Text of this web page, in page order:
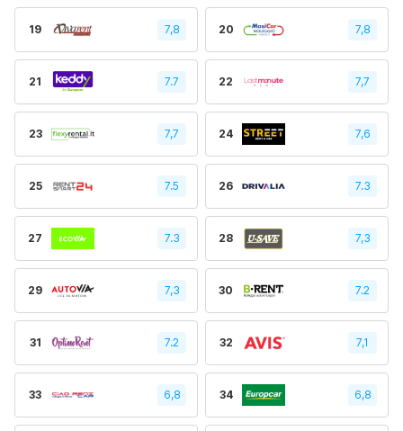
19 7,8 20 7,8
21 7.7 22 7,7
23 7,7 24 7,6
25 7.5 26 7.3
27 7.3 28 7,3
29 7,3 30 7.2
31 7.2 32 7,1
33 6,8 34 6,8